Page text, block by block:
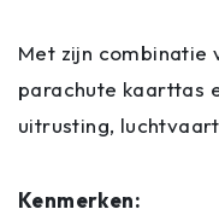
Met zijn combinatie
parachute kaarttas
uitrusting,
Kenmerken: